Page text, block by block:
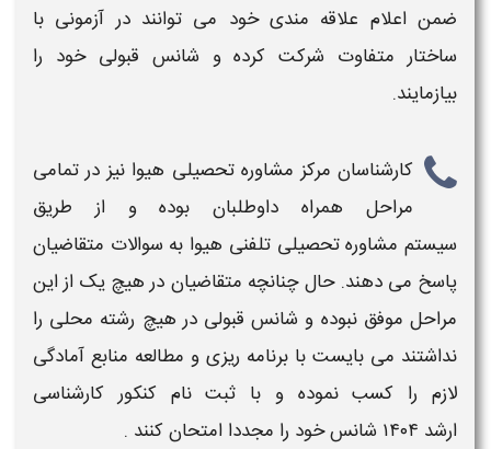
ضمن اعلام علاقه مندی خود می توانند در آزمونی با
ساختار متفاوت شرکت کرده و شانس قبولی خود را
بیازمایند.
کارشناسان مرکز مشاوره تحصیلی هیوا نیز در تمامی
مراحل همراه داوطلبان بوده و از طریق
سیستم مشاوره تحصیلی تلفنی هیوا به سوالات متقاضیان
پاسخ می دهند. حال چنانچه متقاضیان در هیچ یک از این
مراحل موفق نبوده و شانس قبولیدر هیچ رشته محلی را
نداشتند می بایست با برنامه ریزی و مطالعه منابع آمادگی
لازم را کسب نموده و با ثبت نام کنکور کارشناسی
ارشد
شانس خود را مجددا امتحان کنند .